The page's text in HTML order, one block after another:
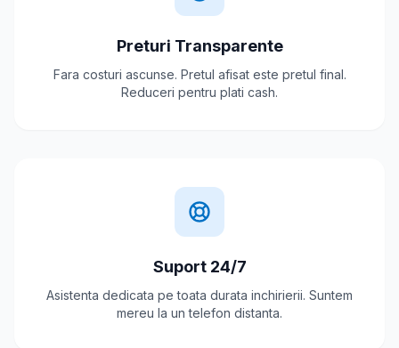
Preturi Transparente
Fara costuri ascunse. Pretul afisat este pretul final.
Reduceri pentru plati cash.
Suport 24/7
Asistenta dedicata pe toata durata inchirierii. Suntem
mereu la un telefon distanta.